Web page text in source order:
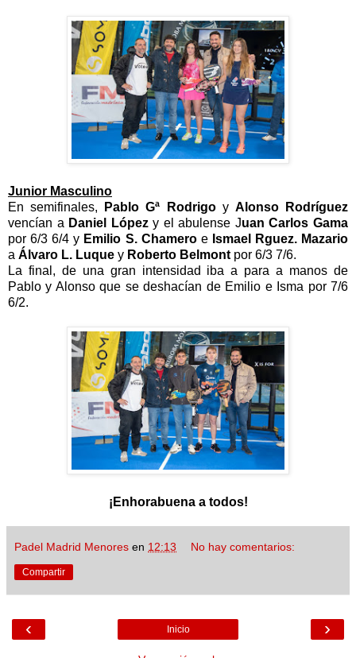
Junior Masculino
En semifinales,
Pablo Gª Rodrigoy Alonso Rodríguez
vencían a Daniel Lópezy el abulense Juan Carlos Gama
por 6/3 6/4 y Emilio S. Chameroe Ismael Rguez. Mazario
a Álvaro L. Luque y Roberto Belmont por 6/3 7/6.
La final, de una gran intensidad iba a para a manos de
Pablo y Alonso que se deshacían de Emilio e Isma por 7/6
6/2.
¡Enhorabuena a todos!
Padel Madrid Menores en 12:13 No hay comentarios:
Compartir
‹ ›
Inicio